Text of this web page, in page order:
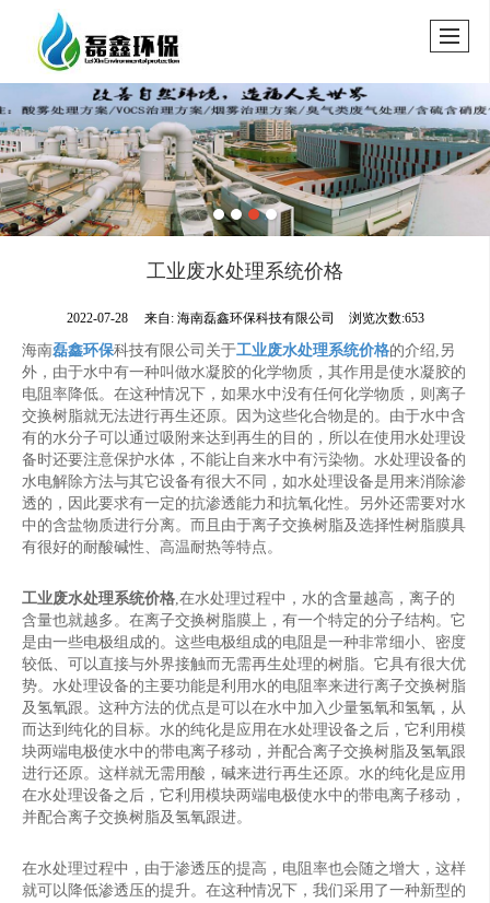
工业废水处理系统价格
2022-07-28 来自: 海南磊鑫环保科技有限公司 浏览次数:653
海南磊鑫环保科技有限公司关于工业废水处理系统价格的介绍,另
外，由于水中有一种叫做水凝胶的化学物质，其作用是使水凝胶的
电阻率降低。在这种情况下，如果水中没有任何化学物质，则离子
交换树脂就无法进行再生还原。因为这些化合物是的。由于水中含
有的水分子可以通过吸附来达到再生的目的，所以在使用水处理设
备时还要注意保护水体，不能让自来水中有污染物。水处理设备的
水电解除方法与其它设备有很大不同，如水处理设备是用来消除渗
透的，因此要求有一定的抗渗透能力和抗氧化性。另外还需要对水
中的含盐物质进行分离。而且由于离子交换树脂及选择性树脂膜具
有很好的耐酸碱性、高温耐热等特点。
工业废水处理系统价格,在水处理过程中，水的含量越高，离子的
含量也就越多。在离子交换树脂膜上，有一个特定的分子结构。它
是由一些电极组成的。这些电极组成的电阻是一种非常细小、密度
较低、可以直接与外界接触而无需再生处理的树脂。它具有很大优
势。水处理设备的主要功能是利用水的电阻率来进行离子交换树脂
及氢氧跟。这种方法的优点是可以在水中加入少量氢氧和氢氧，从
而达到纯化的目标。水的纯化是应用在水处理设备之后，它利用模
块两端电极使水中的带电离子移动，并配合离子交换树脂及氢氧跟
进行还原。这样就无需用酸，碱来进行再生还原。水的纯化是应用
在水处理设备之后，它利用模块两端电极使水中的带电离子移动，
并配合离子交换树脂及氢氧跟进。
在水处理过程中，由于渗透压的提高，电阻率也会随之增大，这样
就可以降低渗透压的提升。在这种情况下，我们采用了一种新型的